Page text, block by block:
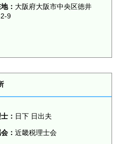
： 大阪府大阪市中央区徳井
9
： 日下 日出夫
：近畿税理士会